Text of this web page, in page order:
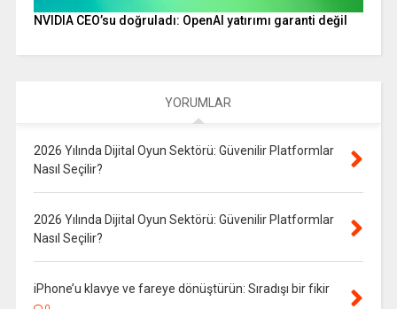
NVIDIA CEO’su doğruladı: OpenAI yatırımı garanti değil
YORUMLAR
2026 Yılında Dijital Oyun Sektörü: Güvenilir Platformlar
Nasıl Seçilir?
2026 Yılında Dijital Oyun Sektörü: Güvenilir Platformlar
Nasıl Seçilir?
iPhone’u klavye ve fareye dönüştürün: Sıradışı bir fikir